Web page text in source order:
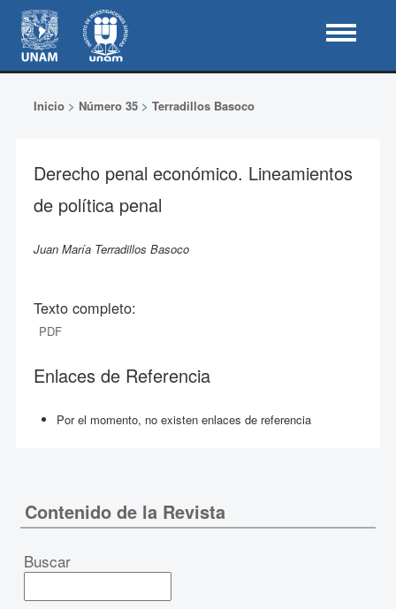
Inicio> Número 35> Terradillos Basoco
Derecho penal económico. Lineamientos
de política penal
Juan María Terradillos Basoco
Texto completo:
PDF
Enlaces de Referencia
Por el momento, no existen enlaces de referencia
Contenido de la Revista
Buscar